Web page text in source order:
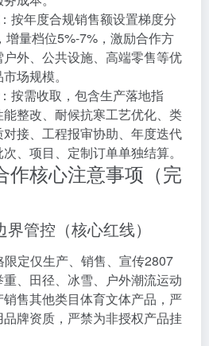
：按年度合规销售额设置梯度分
增量档位5%-7%，激励合作方
外、公共设施、高端零售等优
场规模。
：按需收取，包含生产落地指
整改、耐候抗寒工艺优化、类
接、工程报审协助、年度迭代
、项目、定制订单单独结算。
作核心注意事项（完
管控（核心红线）
限定仅生产、销售、宣传2807
、田径、冰雪、户外潮流运动
售其他类目体育文体产品，严
牌资质，严禁为非授权产品挂